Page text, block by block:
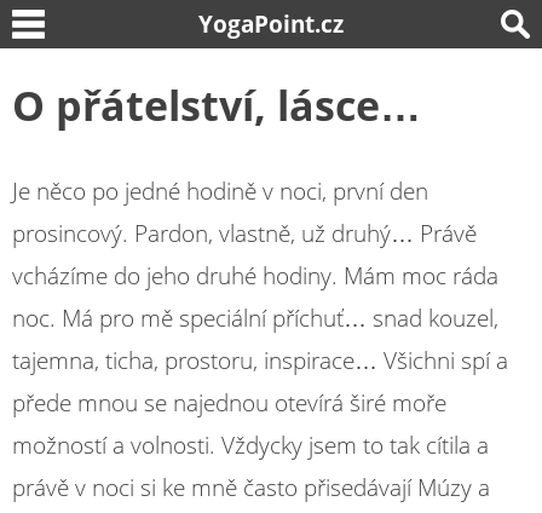
YogaPoint.cz
O přátelství, lásce…
Je něco po jedné hodině v noci, první den
prosincový. Pardon, vlastně, už druhý… Právě
vcházíme do jeho druhé hodiny. Mám moc ráda
noc. Má pro mě speciální příchuť… snad kouzel,
tajemna, ticha, prostoru, inspirace… Všichni spí a
přede mnou se najednou otevírá širé moře
možností a volnosti. Vždycky jsem to tak cítila a
právě v noci si ke mně často přisedávají Múzy a